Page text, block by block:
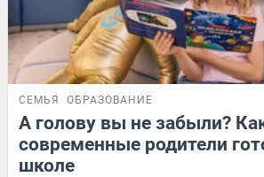
СЕМЬЯ ОБРАЗОВАНИЕ
А голову вы не забыли?
современные родители
школе